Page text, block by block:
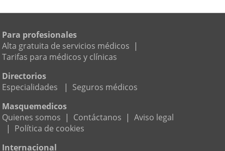
Para profesionales
Alta gratuita de servicios médicos |
Tarifas para médicos y clínicas
Directorios
Especialidades
| Seguros médicos
Masquemedicos
Quienes somos | Contáctanos | Aviso legal
| Política de cookies
Internacional